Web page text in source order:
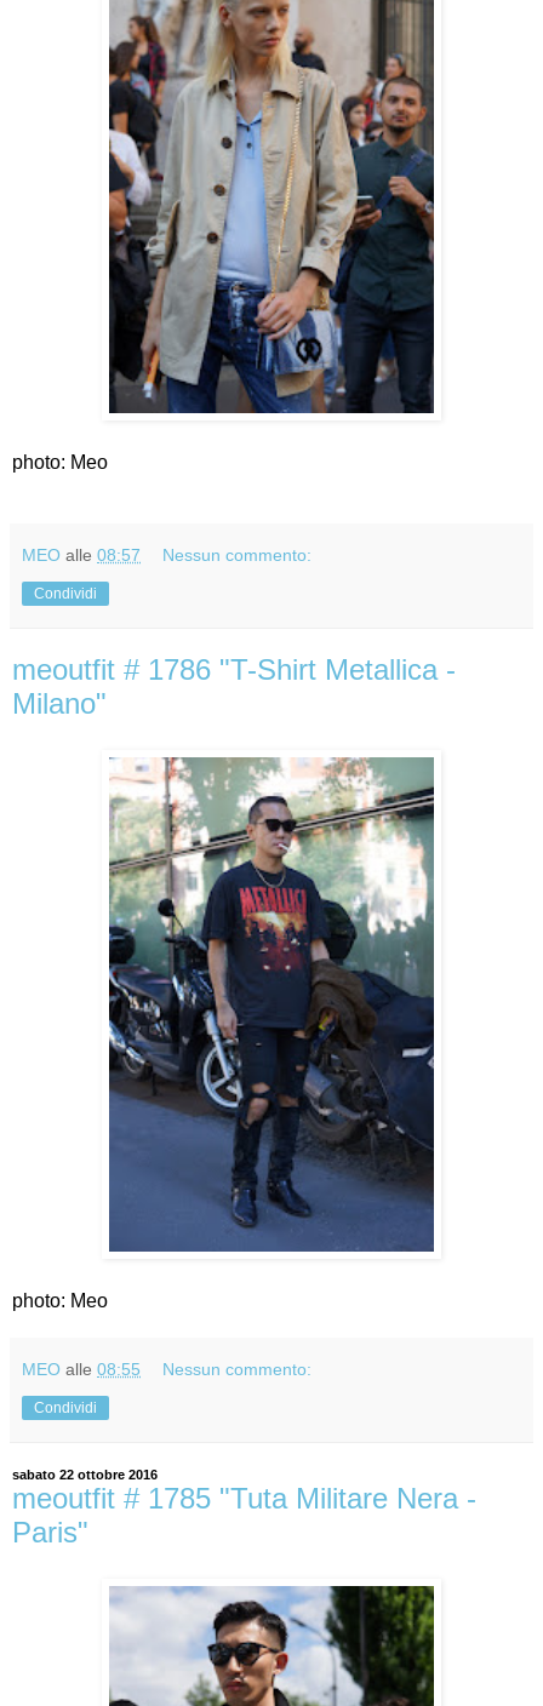
photo: Meo
MEO alle 08:57 Nessun commento:
Condividi
meoutfit # 1786 "T-Shirt Metallica -
Milano"
photo: Meo
MEO alle 08:55 Nessun commento:
Condividi
sabato 22 ottobre 2016
meoutfit # 1785 "Tuta Militare Nera -
Paris"